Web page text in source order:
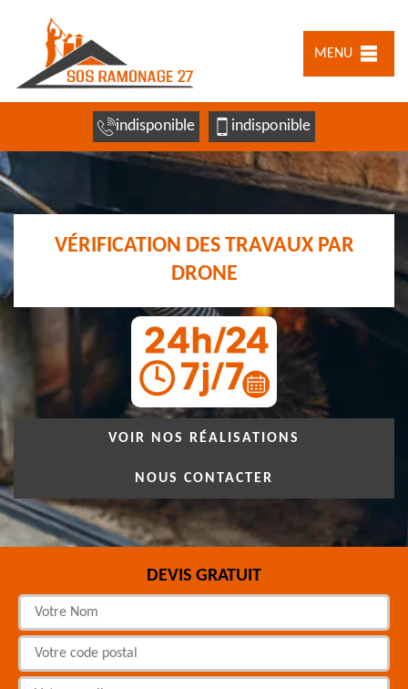
MENU
indisponible indisponible
VÉRIFICATION DES TRAVAUX PAR
DRONE
VOIR NOS RÉALISATIONS
NOUS CONTACTER
DEVIS GRATUIT